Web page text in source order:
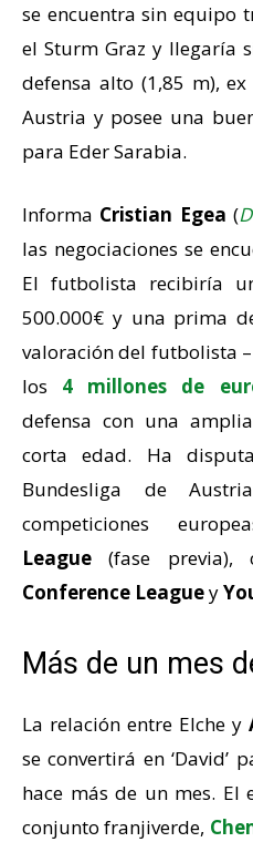
se encuentra sin equipo
el Sturm Graz y llegaría
defensa alto (1,85 m),
Austria y posee una
para Eder Sarabia.
Informa Cristian Egea (
las negociaciones se
El futbolista recibiría
500.000€ y una prima
valoración del futbolista –
los 4 millones de
defensa con una
corta edad. Ha
Bundesliga de
competiciones
League (fase previa),
Conference Leaguey
Más de un mes
La relación entre Elche y
se convertirá en ‘David’
hace más de un mes. El
conjunto franjiverde,